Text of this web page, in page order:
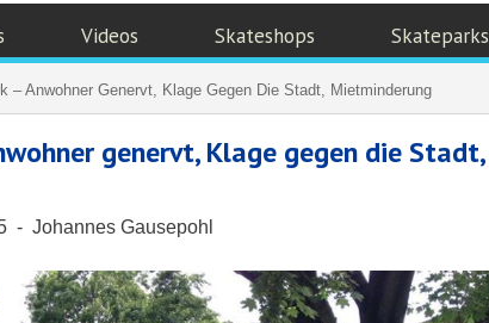
Videos Skateshops Skateparks
– Anwohner Genervt, Klage Gegen Die Stadt, Mietminderung
genervt, Klage gegen die Stadt,
- Johannes Gausepohl